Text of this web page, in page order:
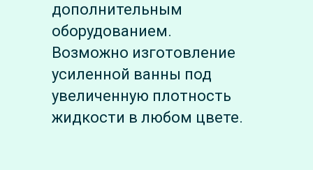
дополнительным
оборудованием.
Возможно изготовление
усиленной ванны под
увеличенную плотность
жидкости в любом цвете.